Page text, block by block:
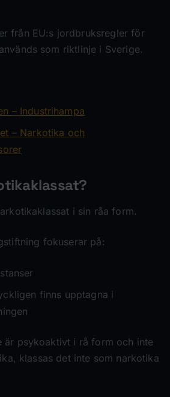
från EU:s jordbruksregler för
som riktlinje i Sverige.
– Industrihampa
– Narkotika och
i sin råa form.
fokuserar på:
finns upptagna i
är psykoaktivt i rå form och inte
klassas det inte som narkotika